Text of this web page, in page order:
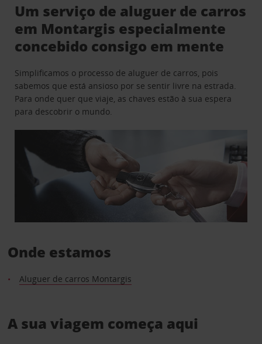
Um serviço de aluguer de carros
em Montargis especialmente
concebido consigo em mente
Simplificamos o processo de aluguer de carros, pois
sabemos que está ansioso por se sentir livre na estrada.
Para onde quer que viaje, as chaves estão à sua espera
para descobrir o mundo.
Onde estamos
Aluguer de carros Montargis
A sua viagem começa aqui